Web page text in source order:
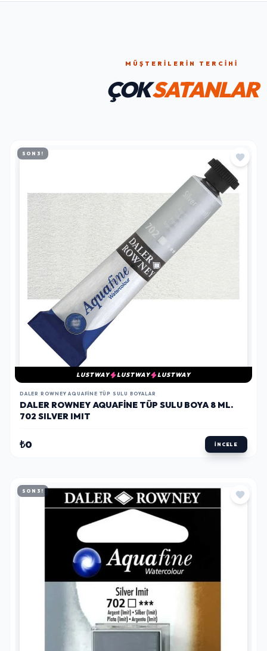
MÜŞTERILERIN TERCIHI
ÇOKSATANLAR
SON 3!
LUSTWAY LUSTWAY LUSTWAY
DALER ROWNEY AQUAFINE TÜP SULU BOYALAR
DALER ROWNEY AQUAFINE TÜP SULU BOYA 8 ML.
702 SILVER IMIT
₺0 İNCELE
SON 3!